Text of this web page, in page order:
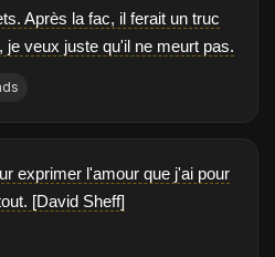
Après la fac, il ferait un truc
je veux juste qu'il ne meurt pas.
exprimer l'amour que j'ai pour
[David Sheff]